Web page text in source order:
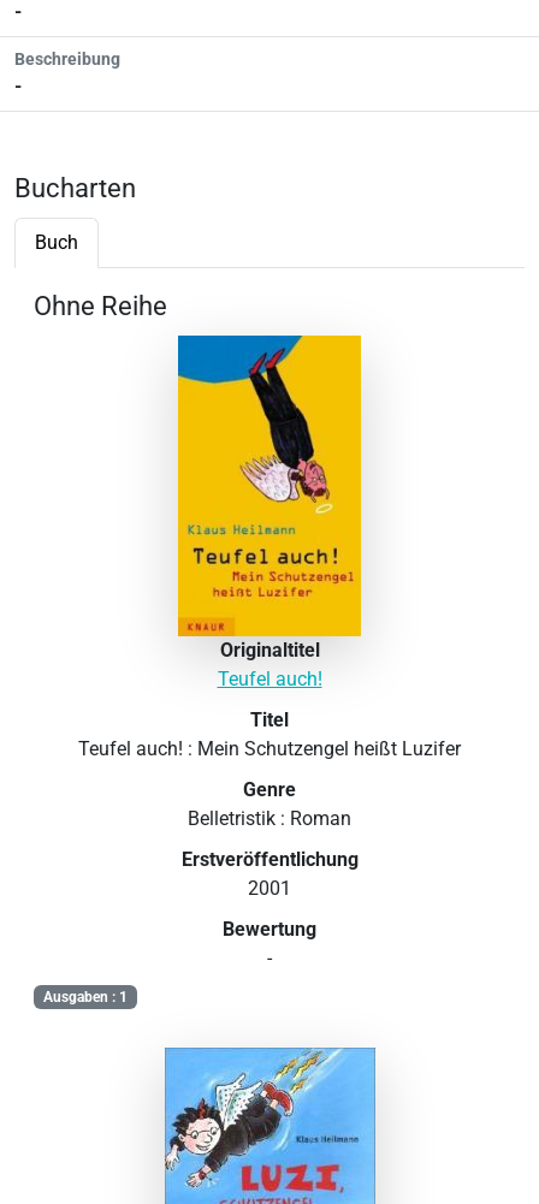
-
Beschreibung
-
Bucharten
Buch
Ohne Reihe
Originaltitel
Teufel auch!
Titel
Teufel auch! : Mein Schutzengel heißt Luzifer
Genre
Belletristik : Roman
Erstveröffentlichung
2001
Bewertung
-
Ausgaben : 1